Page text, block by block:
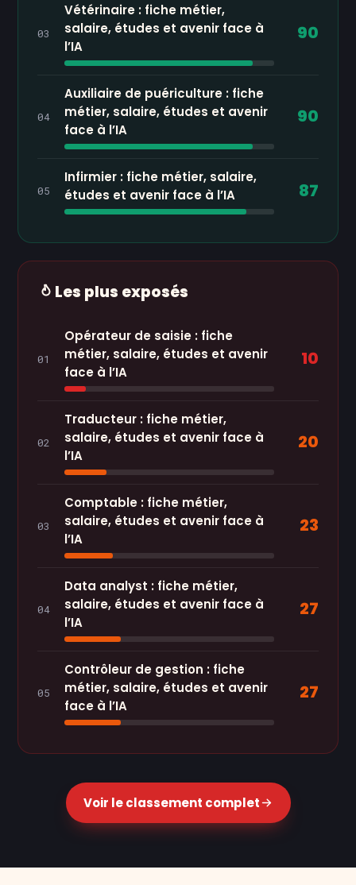
03
Vétérinaire : fiche métier,
salaire, études et avenir face à
l’IA
90
04
Auxiliaire de puériculture : fiche
métier, salaire, études et avenir
face à l’IA
90
05
Infirmier : fiche métier, salaire,
études et avenir face à l’IA
87
Les plus exposés
01
Opérateur de saisie : fiche
métier, salaire, études et avenir
face à l’IA
10
02
Traducteur : fiche métier,
salaire, études et avenir face à
l’IA
20
03
Comptable : fiche métier,
salaire, études et avenir face à
l’IA
23
04
Data analyst : fiche métier,
salaire, études et avenir face à
l’IA
27
05
Contrôleur de gestion : fiche
métier, salaire, études et avenir
face à l’IA
27
Voir le classement complet